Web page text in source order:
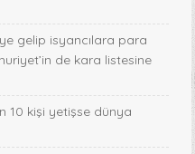
gelip isyancılara para
de kara listesine
10 kişi yetişse dünya